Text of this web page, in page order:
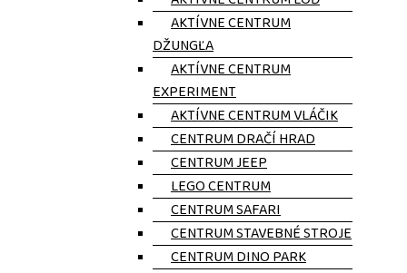
AKTÍVNE CENTRUM
DŽUNGĽA
AKTÍVNE CENTRUM
EXPERIMENT
AKTÍVNE CENTRUM VLÁČIK
CENTRUM DRAČÍ HRAD​
CENTRUM JEEP
LEGO CENTRUM
CENTRUM SAFARI
CENTRUM STAVEBNÉ STROJE
CENTRUM DINO PARK